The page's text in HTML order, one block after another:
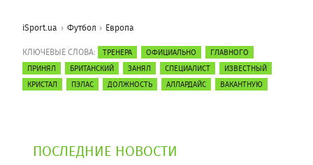
iSport.ua Футбол Европа
КЛЮЧЕВЫЕ СЛОВА: ТРЕНЕРА ОФИЦИАЛЬНО
ГЛАВНОГО
ПРИНЯЛ
БРИТАНСКИЙ ЗАНЯЛ СПЕЦИАЛИСТ
ИЗВЕСТНЫЙ
КРИСТАЛ
ПЭЛАС ДОЛЖНОСТЬ АЛЛАРДАЙС ВАКАНТНУЮ
ПОСЛЕДНИЕ НОВОСТИ